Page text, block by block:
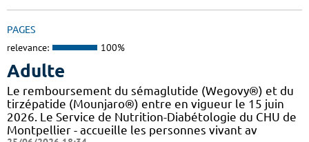
PAGES
relevance: 100%
Adulte
Le remboursement du sémaglutide (Wegovy®) et du
tirzépatide (Mounjaro®) entre en vigueur le 15 juin
2026. Le Service de Nutrition-Diabétologie du CHU de
Montpellier - accueille les personnes vivant av